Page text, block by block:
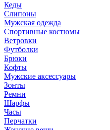
Кеды
Слипоны
Мужская одежда
Спортивные костюмы
Ветровки
Футболки
Брюки
Кофты
Мужские аксессуары
Зонты
Ремни
Шарфы
Часы
Перчатки